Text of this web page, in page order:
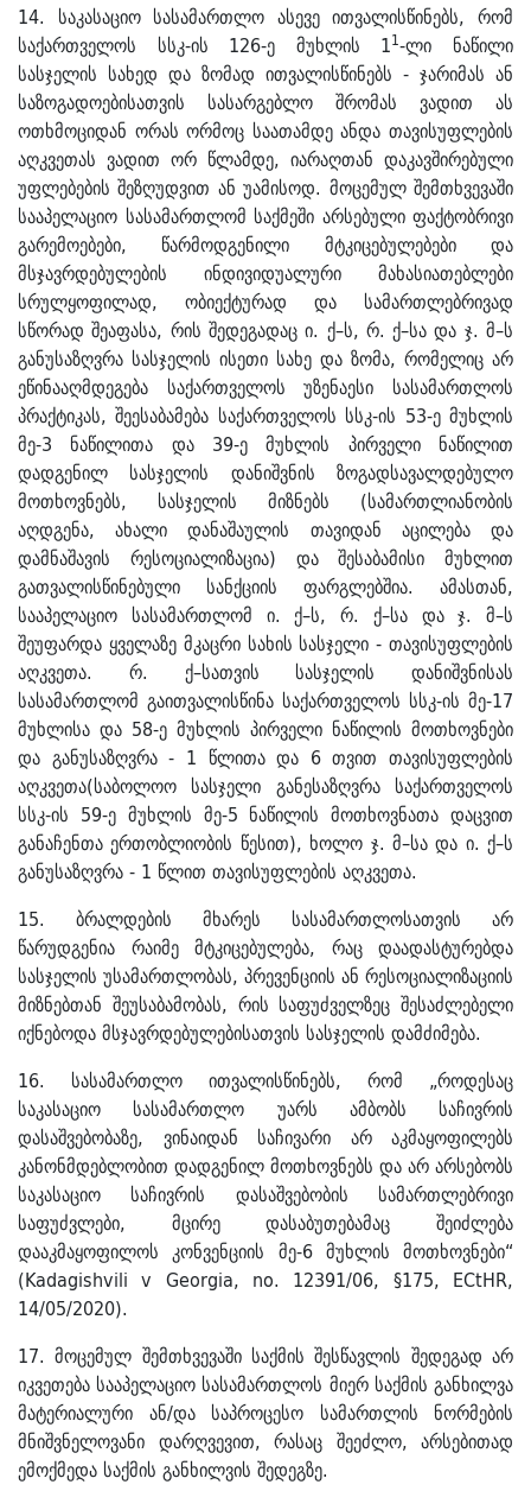
14. საკასაციო სასამართლო ასევე ითვალისწინებს, რომ
საქართველოს სსკ-ის 126-ე მუხლის 11-ლი ნაწილი
სასჯელის სახედ და ზომად ითვალისწინებს - ჯარიმას ან
საზოგადოებისათვის სასარგებლო შრომას ვადით ას
ოთხმოციდან ორას ორმოც საათამდე ანდა თავისუფლების
აღკვეთას ვადით ორ წლამდე, იარაღთან დაკავშირებული
უფლებების შეზღუდვით ან უამისოდ. მოცემულ შემთხვევაში
სააპელაციო სასამართლომ საქმეში არსებული ფაქტობრივი
გარემოებები, წარმოდგენილი მტკიცებულებები და
მსჯავრდებულების ინდივიდუალური მახასიათებლები
სრულყოფილად, ობიექტურად და სამართლებრივად
სწორად შეაფასა, რის შედეგადაც ი. ქ–ს, რ. ქ–სა და ჯ. მ–ს
განუსაზღვრა სასჯელის ისეთი სახე და ზომა, რომელიც არ
ეწინააღმდეგება საქართველოს უზენაესი სასამართლოს
პრაქტიკას, შეესაბამება საქართველოს სსკ-ის 53-ე მუხლის
მე-3 ნაწილითა და 39-ე მუხლის პირველი ნაწილით
დადგენილ სასჯელის დანიშვნის ზოგადსავალდებულო
მოთხოვნებს, სასჯელის მიზნებს (სამართლიანობის
აღდგენა, ახალი დანაშაულის თავიდან აცილება და
დამნაშავის რესოციალიზაცია) და შესაბამისი მუხლით
გათვალისწინებული სანქციის ფარგლებშია. ამასთან,
სააპელაციო სასამართლომ ი. ქ–ს, რ. ქ–სა და ჯ. მ–ს
შეუფარდა ყველაზე მკაცრი სახის სასჯელი - თავისუფლების
აღკვეთა. რ. ქ–სათვის სასჯელის დანიშვნისას
სასამართლომ გაითვალისწინა საქართველოს სსკ-ის მე-17
მუხლისა და 58-ე მუხლის პირველი ნაწილის მოთხოვნები
და განუსაზღვრა - 1 წლითა და 6 თვით თავისუფლების
აღკვეთა(საბოლოო სასჯელი განესაზღვრა საქართველოს
სსკ-ის 59-ე მუხლის მე-5 ნაწილის მოთხოვნათა დაცვით
განაჩენთა ერთობლიობის წესით), ხოლო ჯ. მ–სა და ი. ქ–ს
განუსაზღვრა - 1 წლით თავისუფლების აღკვეთა.
15. ბრალდების მხარეს სასამართლოსათვის არ
წარუდგენია რაიმე მტკიცებულება, რაც დაადასტურებდა
სასჯელის უსამართლობას, პრევენციის ან რესოციალიზაციის
მიზნებთან შეუსაბამობას, რის საფუძველზეც შესაძლებელი
იქნებოდა მსჯავრდებულებისათვის სასჯელის დამძიმება.
16. სასამართლო ითვალისწინებს, რომ „როდესაც
საკასაციო სასამართლო უარს ამბობს საჩივრის
დასაშვებობაზე, ვინაიდან საჩივარი არ აკმაყოფილებს
კანონმდებლობით დადგენილ მოთხოვნებს და არ არსებობს
საკასაციო საჩივრის დასაშვებობის სამართლებრივი
საფუძვლები, მცირე დასაბუთებამაც შეიძლება
დააკმაყოფილოს კონვენციის მე-6 მუხლის მოთხოვნები“
(Kadagishvili v Georgia, no. 12391/06, §175, ECtHR,
14/05/2020).
17. მოცემულ შემთხვევაში საქმის შესწავლის შედეგად არ
იკვეთება სააპელაციო სასამართლოს მიერ საქმის განხილვა
მატერიალური ან/და საპროცესო სამართლის ნორმების
მნიშვნელოვანი დარღვევით, რასაც შეეძლო, არსებითად
ემოქმედა საქმის განხილვის შედეგზე.